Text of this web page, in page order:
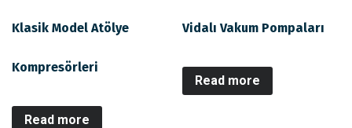
Klasik Model Atölye
Kompresörleri
Read more
Vidalı Vakum Pompaları
Read more